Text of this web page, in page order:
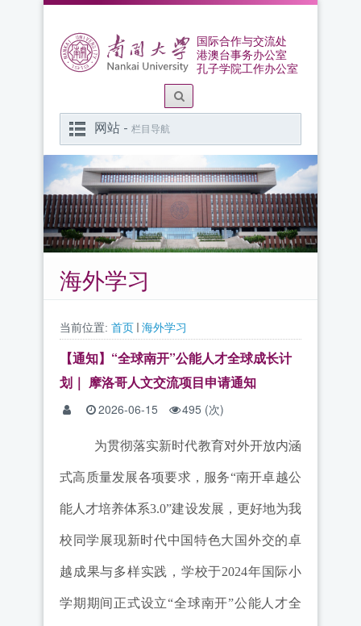
国际合作与交流处
港澳台事务办公室
孔子学院工作办公室
网站 - 栏目导航
海外学习
当前位置: 首页 海外学习
【通知】“全球南开”公能人才全球成长计
划｜ 摩洛哥人文交流项目申请通知
2026-06-15 495 (次)
为贯彻落实新时代教育对外开放内涵
式高质量发展各项要求，服务“南开卓越公
能人才培养体系3.0”建设发展，更好地为我
校同学展现新时代中国特色大国外交的卓
越成果与多样实践，学校于2024年国际小
学期期间正式设立“全球南开”公能人才全